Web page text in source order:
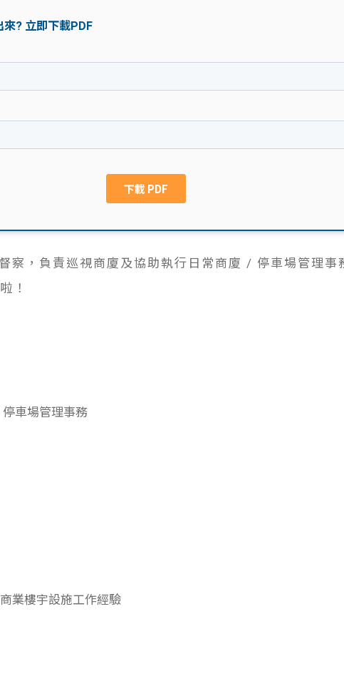
察，負責巡視商廈及協助執行日常商廈 / 停車場管理事
！
車場管理事務
業樓宇設施工作經驗